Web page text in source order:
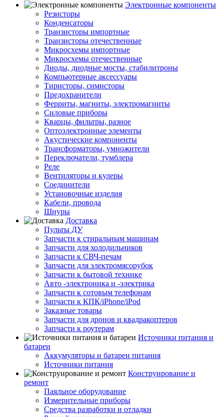
Электронные компоненты
Резисторы
Конденсаторы
Транзисторы импортные
Транзисторы отечественные
Микросхемы импортные
Микросхемы отечественные
Диоды, диодные мосты, стабилитроны
Компьютерные аксессуары
Тиристоры, симисторы
Предохранители
Ферриты, магниты, электромагниты
Силовые приборы
Кварцы, фильтры, разное
Оптоэлектронные элементы
Акустические компоненты
Трансформаторы, умножители
Переключатели, тумблера
Реле
Вентиляторы и кулеры
Соединители
Установочные изделия
Кабели, провода
Шнуры
Доставка
Пульты ДУ
Запчасти к стиральным машинам
Запчасти для холодильников
Запчасти к СВЧ-печам
Запчасти для электромясорубок
Запчасти к бытовой технике
Авто -электроника и -электрика
Запчасти к сотовым телефонам
Запчасти к КПК/iPhone/iPod
Заказные товары
Запчасти для дронов и квадракоптеров
Запчасти к роутерам
Источники питания и
батареи
Аккумуляторы и батареи питания
Источники питания
Конструирование и
ремонт
Паяльное оборудование
Измерительные приборы
Средства разработки и отладки